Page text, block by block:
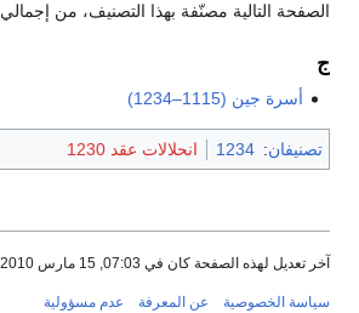
الصفحة التالية مصنّفة بهذا التصنيف، من إجمالي 1.
ج
أسرة جين (1115–1234)
تصنيفان:
1234 انحلالات عقد 1230
آخر تعديل لهذه الصفحة كان في 07:03, 15 مارس 2010.
سياسة الخصوصية عن المعرفة عدم مسؤولية